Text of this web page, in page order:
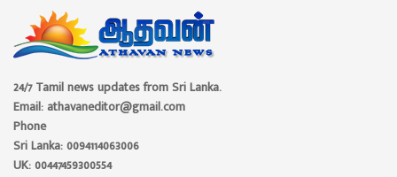
24/7 Tamil news updates from Sri Lanka.
Email: athavaneditor@gmail.com
Phone
Sri Lanka: 0094114063006
UK: 00447459300554